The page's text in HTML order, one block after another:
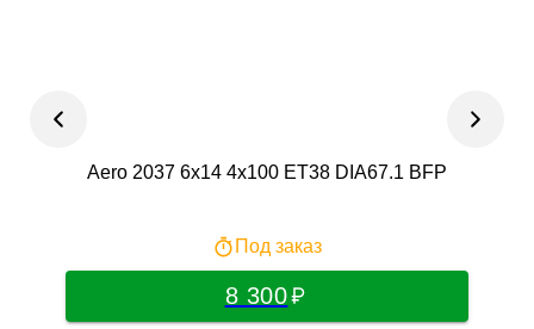
Aero 2037 6x14 4x100 ET38 DIA67.1 BFP
Под заказ
8 300